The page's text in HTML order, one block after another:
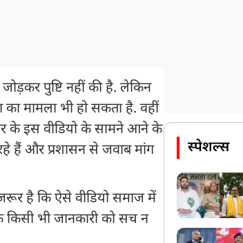
पुष्टि नहीं की है. लेकिन
मामला भी हो सकता है. वहीं
के इस वीडियो के सामने आने के
हैं और प्रशासन से जवाब मांग
है कि ऐसे वीडियो समाज में
भी जानकारी को सच न
स्पेशल्स